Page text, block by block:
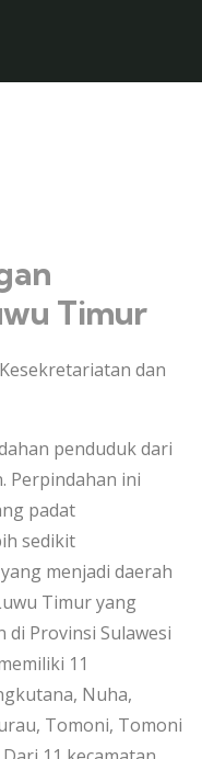
Timur
dan
penduduk dari
Perpindahan ini
padat
sedikit
menjadi daerah
Timur yang
Provinsi Sulawesi
11
Nuha,
Tomoni, Tomoni